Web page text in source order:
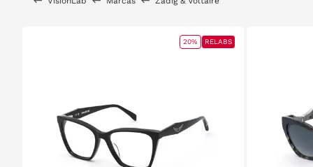
20% RELABS